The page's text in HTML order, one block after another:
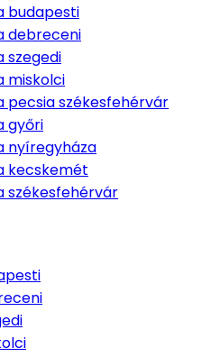
budapesti
debreceni
szegedi
miskolci
pecsia székesfehérvár
győri
nyíregyháza
kecskemét
székesfehérvár